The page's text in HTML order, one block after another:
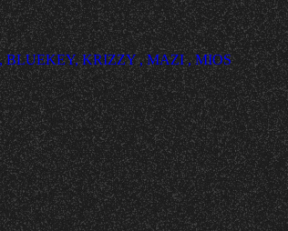
BLUEKEY, KRIZZY , MAZI , MIOS